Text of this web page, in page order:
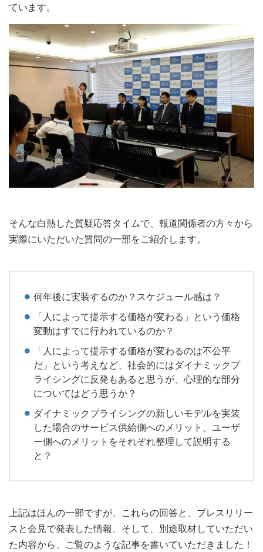
ています。
そんな白熱した質疑応答タイムで、報道関係者の方々から
実際にいただいた質問の一部をご紹介します。
何年後に実装するのか？スケジュール感は？
「人によって提示する価格が変わる」という価格
変動はすでに行われているのか？
「人によって提示する価格が変わるのは不公平
だ」という考えなど、社会的にはダイナミックプ
ライシングに反発もあると思うが、心理的な部分
についてはどう思うか？
ダイナミックプライシングの新しいモデルを実装
した場合のサービス供給側へのメリット、ユーザ
ー側へのメリットをそれぞれ整理して説明する
と？
上記はほんの一部ですが、これらの回答と、プレスリリー
スと会見で発表した情報、そして、別途取材していただい
た内容から、ご覧のような記事を書いていただきました！